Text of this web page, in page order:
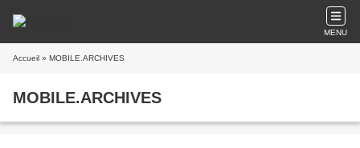
MENU
Accueil » MOBILE.ARCHIVES
MOBILE.ARCHIVES